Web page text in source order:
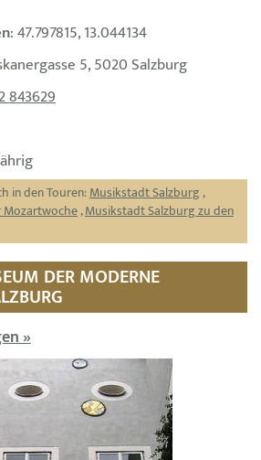
: 47.797815, 13.044134
5, 5020 Salzburg
843629
in den Touren:Musikstadt Salzburg ,
,Musikstadt Salzburg zu den
DER MODERNE
»